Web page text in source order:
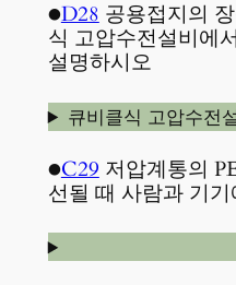
●D28공용접지의
식 고압수전설비에
설명하시오
큐비클식 고압수전
●C29 저압계통의
선될 때 사람과 기